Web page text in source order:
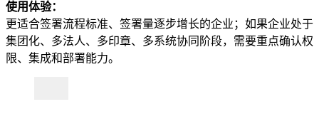
使用体验：
更适合签署流程标准、签署量逐步增长的企业；如果企业处于
集团化、多法人、多印章、多系统协同阶段，需要重点确认权
限、集成和部署能力。